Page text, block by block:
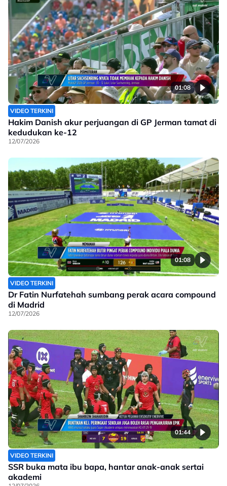
01:08
VIDEO TERKINI
Hakim Danish akur perjuangan di GP Jerman tamat di
kedudukan ke-12
12/07/2026
01:08
VIDEO TERKINI
Dr Fatin Nurfatehah sumbang perak acara compound
di Madrid
12/07/2026
01:44
VIDEO TERKINI
SSR buka mata ibu bapa, hantar anak-anak sertai
akademi